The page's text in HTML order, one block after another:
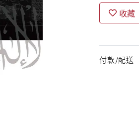
收藏
付款/配送